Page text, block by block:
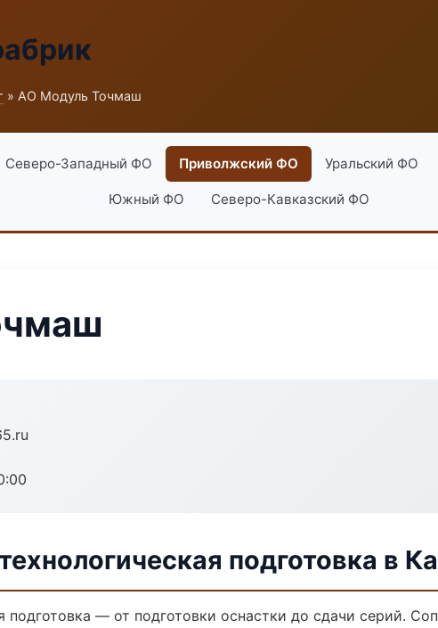
» АО Модуль Точмаш
Северо-Западный ФО Приволжский ФО Уральский ФО
Южный ФО Северо-Кавказский ФО
подготовка в
подготовка — от подготовки оснастки до сдачи серий.